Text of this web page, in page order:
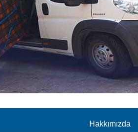
Hakkımızda